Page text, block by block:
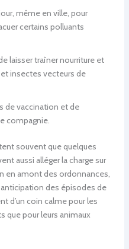
même en ville, pour
certains polluants
laisser traîner nourriture et
insectes vecteurs de
de vaccination et de
compagnie.
souvent que quelques
aussi alléger la charge sur
en amont des ordonnances,
des épisodes de
d’un coin calme pour les
que pour leurs animaux